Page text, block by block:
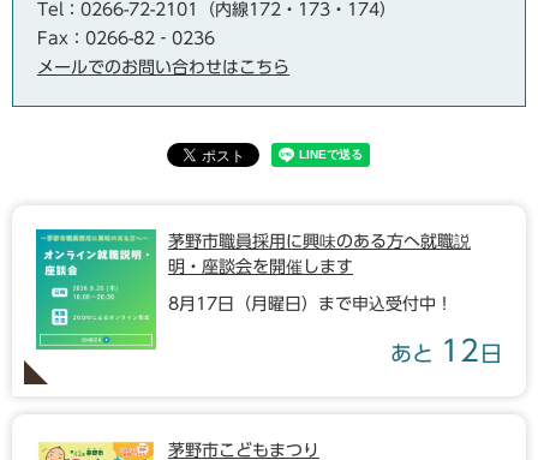
Tel：0266-72-2101（内線172・173・174）
Fax：0266-82‐0236
メールでのお問い合わせはこちら
茅野市職員採用に興味のある方へ就職説
明・座談会を開催します
8月17日（月曜日）まで申込受付中！
あと 12 日
茅野市こどもまつり